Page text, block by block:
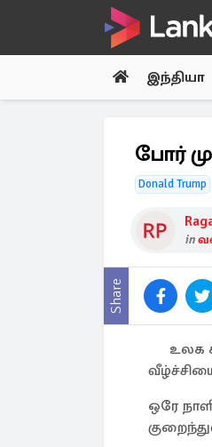
இந்தியா
போர்
Donald Trump
in
Share
உலக
ஒரே